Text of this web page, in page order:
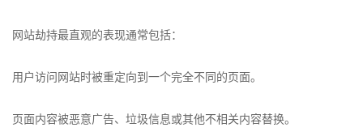
网站劫持最直观的表现通常包括：
用户访问网站时被重定向到一个完全不同的页面。
页面内容被恶意广告、垃圾信息或其他不相关内容替换。